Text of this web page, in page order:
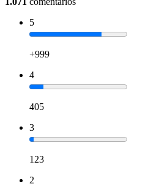
5
+999
4
405
3
123
2